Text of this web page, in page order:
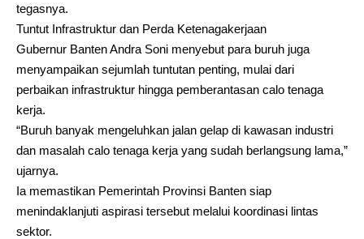
tegasnya.
Tuntut Infrastruktur dan Perda Ketenagakerjaan
Gubernur Banten Andra Soni menyebut para buruh juga
menyampaikan sejumlah tuntutan penting, mulai dari
perbaikan infrastruktur hingga pemberantasan calo tenaga
kerja.
“Buruh banyak mengeluhkan jalan gelap di kawasan industri
dan masalah calo tenaga kerja yang sudah berlangsung lama,”
ujarnya.
Ia memastikan Pemerintah Provinsi Banten siap
menindaklanjuti aspirasi tersebut melalui koordinasi lintas
sektor.